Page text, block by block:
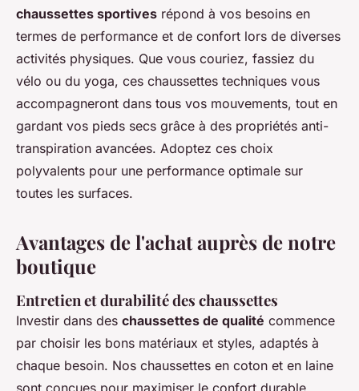
chaussettes sportives répond à vos besoins en
termes de performance et de confort lors de diverses
activités physiques. Que vous couriez, fassiez du
vélo ou du yoga, ces chaussettes techniques vous
accompagneront dans tous vos mouvements, tout en
gardant vos pieds secs grâce à des propriétés anti-
transpiration avancées. Adoptez ces choix
polyvalents pour une performance optimale sur
toutes les surfaces.
Avantages de l'achat auprès de notre
boutique
Entretien et durabilité des chaussettes
Investir dans des chaussettes de qualité commence
par choisir les bons matériaux et styles, adaptés à
chaque besoin. Nos chaussettes en coton et en laine
sont conçues pour maximiser le confort durable,